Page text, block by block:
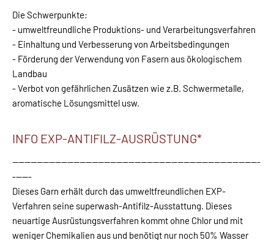
Die Schwerpunkte:
- umweltfreundliche Produktions- und Verarbeitungsverfahren
- Einhaltung und Verbesserung von Arbeitsbedingungen
- Förderung der Verwendung von Fasern aus ökologischem
Landbau
- Verbot von gefährlichen Zusätzen wie z.B. Schwermetalle,
aromatische Lösungsmittel usw.
INFO EXP-ANTIFILZ-AUSRÜSTUNG*
---------------------------------------------------------------------------------
------
Dieses Garn erhält durch das umweltfreundlichen EXP-
Verfahren seine superwash-Antifilz-Ausstattung. Dieses
neuartige Ausrüstungsverfahren kommt ohne Chlor und mit
weniger Chemikalien aus und benötigt nur noch 50% Wasser